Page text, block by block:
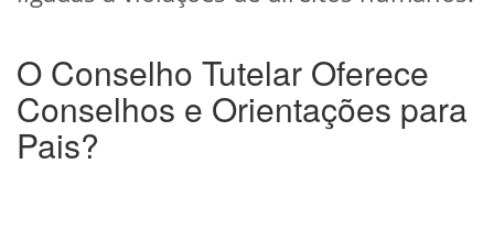
O Conselho Tutelar Oferece
Conselhos e Orientações para
Pais?